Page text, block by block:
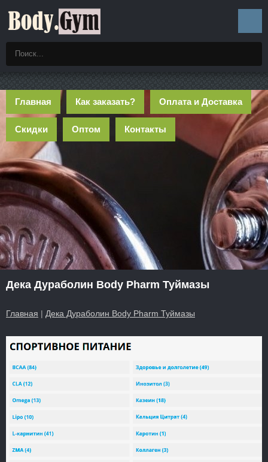
Главная Как заказать? Оплата и Доставка
Скидки Оптом Контакты
Дека Дураболин Body Pharm Туймазы
Главная | Дека Дураболин Body Pharm Туймазы